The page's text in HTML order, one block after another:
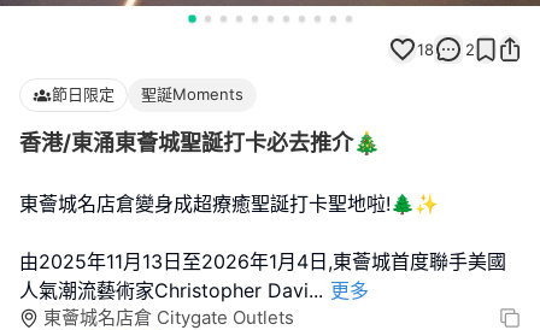
18 2
節日限定 聖誕Moments
香港/東涌東薈城聖誕打卡必去推介🎄
東薈城名店倉變身成超療癒聖誕打卡聖地啦!🌲✨
由2025年11月13日至2026年1月4日,東薈城首度聯手美國
人氣潮流藝術家Christopher Davi... 更多
東薈城名店倉 Citygate Outlets